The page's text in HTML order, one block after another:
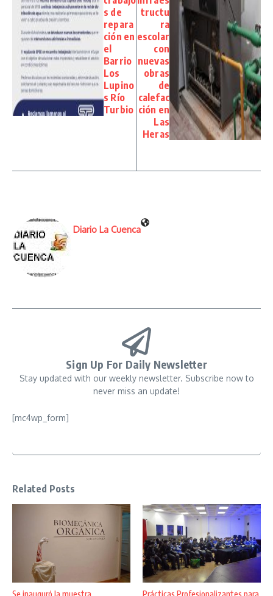
s de
repara
ción en
el
Barrio
Los
Lupino
s Río
Turbio
tructu
ra
escolar
con
nuevas
obras
de
calefac
ción en
Las
Heras
Diario La Cuenca
Sign Up For Daily Newsletter
Stay updated with our weekly newsletter. Subscribe now to
never miss an update!
[mc4wp_form]
Related Posts